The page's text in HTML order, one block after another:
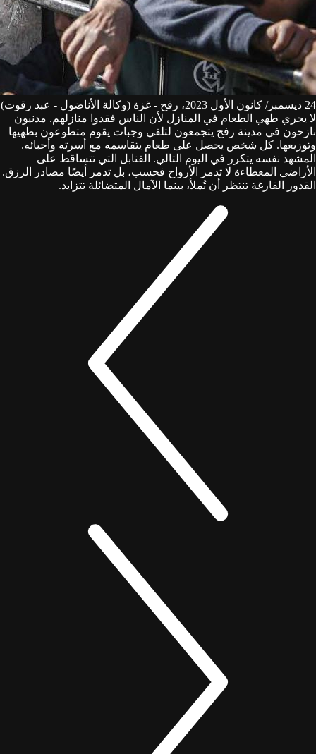
24 ديسمبر/ كانون الأول 2023، رفح - غزة (وكالة الأناضول - عبد زقوت)
لا يجري طهي الطعام في المنازل لأن الناس فقدوا منازلهم. مدنيون
نازحون في مدينة رفح يتجمعون لتلقي وجبات يقوم متطوعون بطهيها
وتوزيعها. كل شخص يحصل على طعام يتقاسمه مع أسرته وأحبائه.
المشهد نفسه يتكرر في اليوم التالي. القنابل التي تتساقط على
الأراضي المعطاءة لا تدمر الأرواح فحسب، بل تدمر أيضًا مصادر الرزق.
القدور الفارغة تنتظر أن تُملأ، بينما الآمال المتضائلة تتزايد.